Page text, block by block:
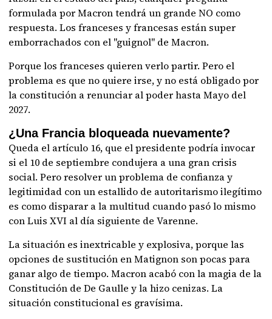
formulada por Macron tendrá un grande NO como
respuesta. Los franceses y francesas están super
emborrachados con el "guignol" de Macron.
Porque los franceses quieren verlo partir. Pero el
problema es que no quiere irse, y no está obligado por
la constitución a renunciar al poder hasta Mayo del
2027.
¿Una Francia bloqueada nuevamente?
Queda el artículo 16, que el presidente podría invocar
si el 10 de septiembre condujera a una gran crisis
social. Pero resolver un problema de confianza y
legitimidad con un estallido de autoritarismo ilegítimo
es como disparar a la multitud cuando pasó lo mismo
con Luis XVI al día siguiente de Varenne.
La situación es inextricable y explosiva, porque las
opciones de sustitución en Matignon son pocas para
ganar algo de tiempo. Macron acabó con la magia de la
Constitución de De Gaulle y la hizo cenizas. La
situación constitucional es gravísima.